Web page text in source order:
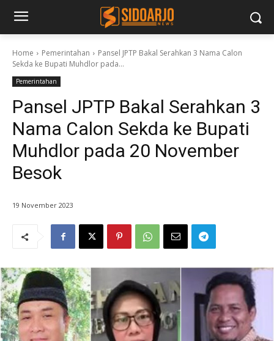
Home Pemerintahan
Pansel JPTP Bakal Serahkan 3 Nama Calon
Sekda ke Bupati Muhdlor pada...
Pemerintahan
Pansel JPTP Bakal Serahkan 3
Nama Calon Sekda ke Bupati
Muhdlor pada 20 November
Besok
19 November 2023